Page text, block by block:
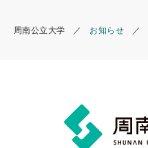
周南公立大学 お知らせ